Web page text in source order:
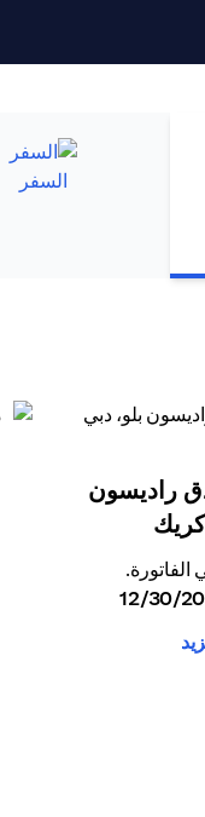
السفر
راديسون
كريك